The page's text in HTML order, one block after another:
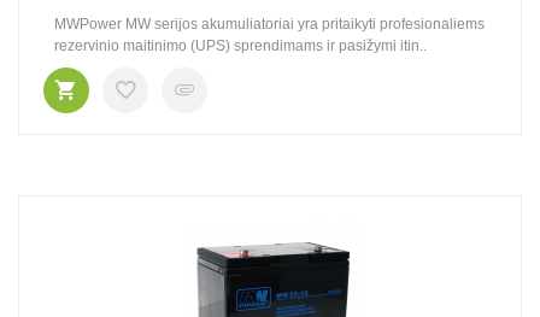
MWPower MW serijos akumuliatoriai yra pritaikyti profesionaliems
rezervinio maitinimo (UPS) sprendimams ir pasižymi itin..